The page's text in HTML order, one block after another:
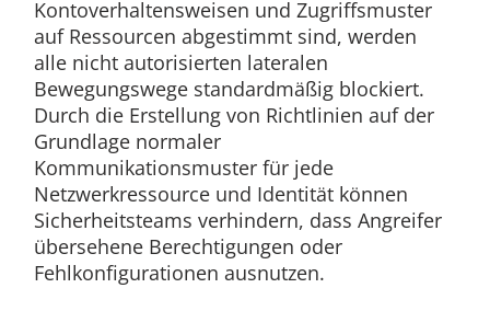
Kontoverhaltensweisen und Zugriffsmuster
auf Ressourcen abgestimmt sind, werden
alle nicht autorisierten lateralen
Bewegungswege standardmäßig blockiert.
Durch die Erstellung von Richtlinien auf der
Grundlage normaler
Kommunikationsmuster für jede
Netzwerkressource und Identität können
Sicherheitsteams verhindern, dass Angreifer
übersehene Berechtigungen oder
Fehlkonfigurationen ausnutzen.